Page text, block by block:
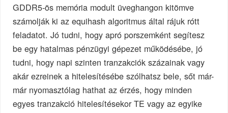
GDDR5-ös memória modult üveghangon kitömve
számolják ki az equihash algoritmus által rájuk rótt
feladatot. Jó tudni, hogy apró porszemként segítesz
be egy hatalmas pénzügyi gépezet működésébe, jó
tudni, hogy napi szinten tranzakciók százainak vagy
akár ezreinek a hitelesítésébe szólhatsz bele, sőt már-
már nyomasztólag hathat az érzés, hogy minden
egyes tranzakció hitelesítésekor TE vagy az egyike